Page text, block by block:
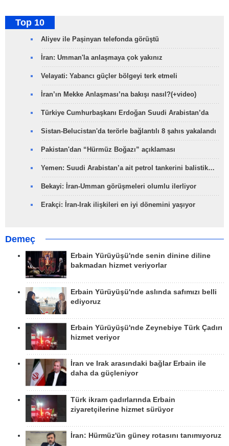
Top 10
Aliyev ile Paşinyan telefonda görüştü
İran: Umman'la anlaşmaya çok yakınız
Velayati: Yabancı güçler bölgeyi terk etmeli
İran’ın Mekke Anlaşması’na bakışı nasıl?(+video)
Türkiye Cumhurbaşkanı Erdoğan Suudi Arabistan’da
Sistan-Belucistan'da terörle bağlantılı 8 şahıs yakalandı
Pakistan'dan “Hürmüz Boğazı” açıklaması
Yemen: Suudi Arabistan’a ait petrol tankerini balistik…
Bekayi: İran-Umman görüşmeleri olumlu ilerliyor
Erakçi: İran-Irak ilişkileri en iyi dönemini yaşıyor
Demeç
Erbain Yürüyüşü'nde senin dinine diline
bakmadan hizmet veriyorlar
Erbain Yürüyüşü'nde aslında safımızı belli
ediyoruz
Erbain Yürüyüşü'nde Zeynebiye Türk Çadırı
hizmet veriyor
İran ve Irak arasındaki bağlar Erbain ile
daha da güçleniyor
Türk ikram çadırlarında Erbain
ziyaretçilerine hizmet sürüyor
İran: Hürmüz'ün güney rotasını tanımıyoruz